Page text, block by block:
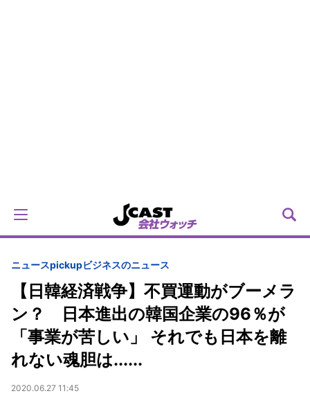
ニュースpickupビジネスのニュース
【日韓経済戦争】不買運動がブーメラ
ン？ 日本進出の韓国企業の96％が
「事業が苦しい」 それでも日本を離
れない魂胆は......
2020.06.27 11:45